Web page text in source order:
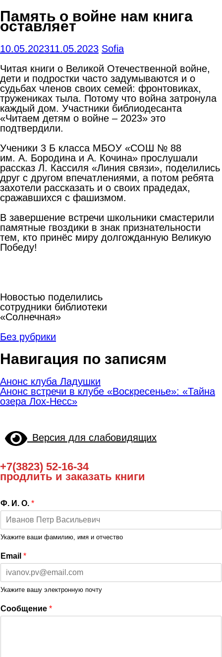
Память о войне нам книга
оставляет
10.05.202311.05.2023 Sofia
Читая книги о Великой Отечественной войне,
дети и подростки часто задумываются и о
судьбах членов своих семей: фронтовиках,
тружениках тыла. Потому что война затронула
каждый дом. Участники библиодесанта
«Читаем детям о войне – 2023» это
подтвердили.
Ученики 3 Б класса МБОУ «СОШ № 88
им. А. Бородина и А. Кочина» прослушали
рассказ Л. Кассиля «Линия связи», поделились
друг с другом впечатлениями, а потом ребята
захотели рассказать и о своих прадедах,
сражавшихся с фашизмом.
В завершение встречи школьники смастерили
памятные гвоздики в знак признательности
тем, кто принёс миру долгожданную Великую
Победу!
Новостью поделились
сотрудники библиотеки
«Солнечная»
Без рубрики
Навигация по записям
Анонс клуба Ладушки
Анонс встречи в клубе «Воскресенье»: «Тайна
озера Лох-Несс»
Версия для слабовидящих
+7(3823) 52-16-34
продлить и заказать книги
Ф. И. О. *
Укажите ваши фамилию, имя и отчество
Email *
Укажите вашу электронную почту
Сообщение *